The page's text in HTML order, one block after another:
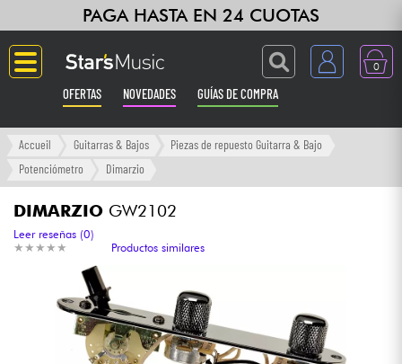
PAGA HASTA EN 24 CUOTAS
0
OFERTAS NOVEDADES GUÍAS DE COMPRA
Langue
Ampli & Efectos
Pianos
Sintetizadores & samplers
Accueil Guitarras & Bajos
Piezas de repuesto Guitarra & Bajo
Potenciómetro
Dimarzio
DIMARZIO GW2102
★ ★ ★ ★ ★
★ ★ ★ ★ ★
Leer reseñas (0)
Productos similares